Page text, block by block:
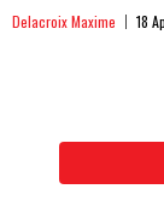
Delacroix Maxime 18